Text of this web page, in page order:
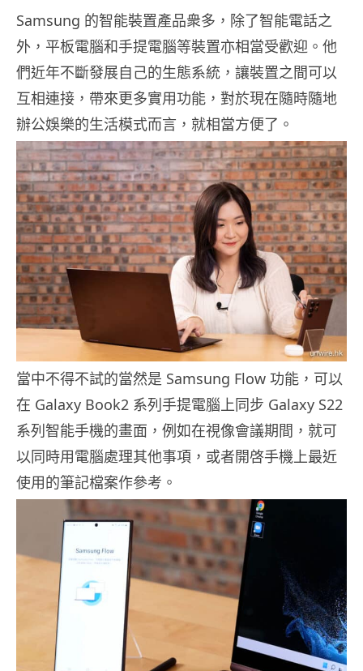
Samsung 的智能裝置產品衆多，除了智能電話之
外，平板電腦和手提電腦等裝置亦相當受歡迎。他
們近年不斷發展自己的生態系統，讓裝置之間可以
互相連接，帶來更多實用功能，對於現在隨時隨地
辦公娛樂的生活模式而言，就相當方便了。
當中不得不試的當然是 Samsung Flow 功能，可以
在 Galaxy Book2 系列手提電腦上同步 Galaxy S22
系列智能手機的畫面，例如在視像會議期間，就可
以同時用電腦處理其他事項，或者開啓手機上最近
使用的筆記檔案作參考。